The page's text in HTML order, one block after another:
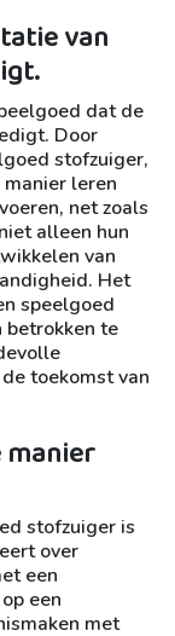
van
dat de
Door
stofzuiger,
leren
net zoals
alleen hun
van
Het
speelgoed
betrokken te
toekomst van
manier
stofzuiger is
over
een
een
met